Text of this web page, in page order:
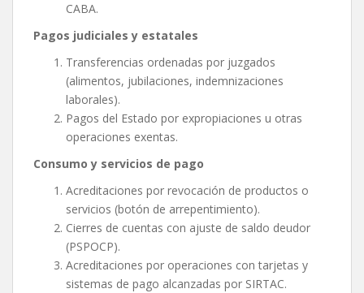
CABA.
Pagos judiciales y estatales
Transferencias ordenadas por juzgados
(alimentos, jubilaciones, indemnizaciones
laborales).
Pagos del Estado por expropiaciones u otras
operaciones exentas.
Consumo y servicios de pago
Acreditaciones por revocación de productos o
servicios (botón de arrepentimiento).
Cierres de cuentas con ajuste de saldo deudor
(PSPOCP).
Acreditaciones por operaciones con tarjetas y
sistemas de pago alcanzadas por SIRTAC.